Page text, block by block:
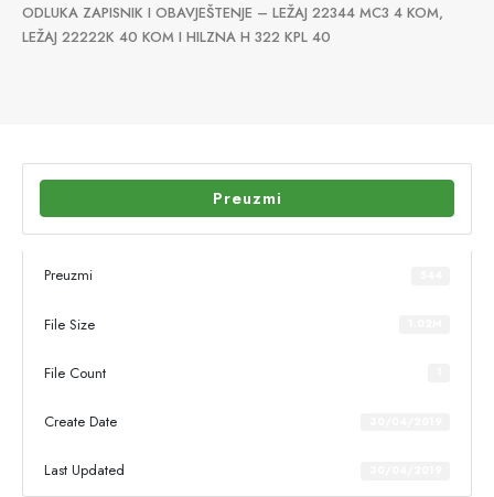
ODLUKA ZAPISNIK I OBAVJEŠTENJE – LEŽAJ 22344 MC3 4 KOM,
LEŽAJ 22222K 40 KOM I HILZNA H 322 KPL 40
Preuzmi
Preuzmi
File Size
File Count
Create Date
Last Updated